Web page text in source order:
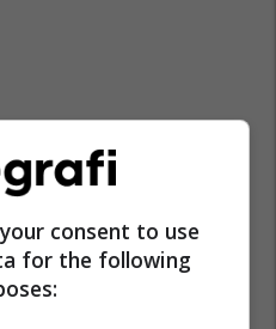
consent to use
for the following